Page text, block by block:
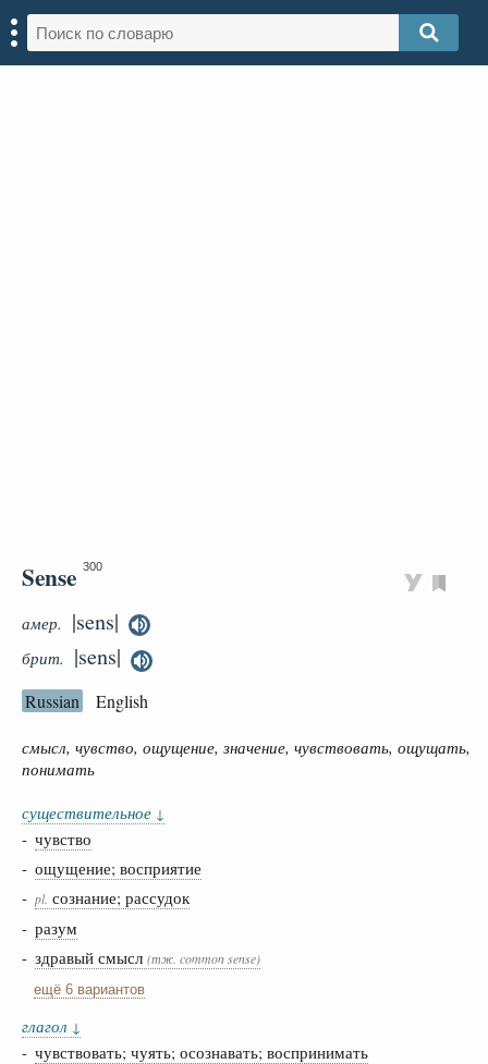
Sense 300
амер. |sens|
брит. |sens|
Russian English
смысл, чувство, ощущение, значение, чувствовать, ощущать,
понимать
существительное ↓
- чувство
- ощущение; восприятие
- pl. сознание; рассудок
- разум
- здравый смысл (тж. common sense)
ещё 6 вариантов
глагол ↓
- чувствовать; чуять; осознавать; воспринимать